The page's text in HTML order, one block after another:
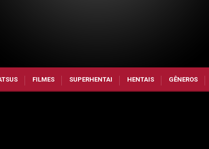
FILMES SUPERHENTAI HENTAIS GÊNEROS